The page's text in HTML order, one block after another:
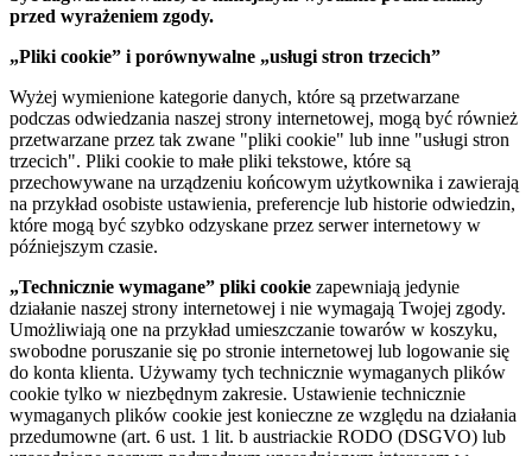
przed wyrażeniem zgody.
„Pliki cookie” i porównywalne „usługi stron trzecich”
Wyżej wymienione kategorie danych, które są przetwarzane
podczas odwiedzania naszej strony internetowej, mogą być również
przetwarzane przez tak zwane "pliki cookie" lub inne "usługi stron
trzecich". Pliki cookie to małe pliki tekstowe, które są
przechowywane na urządzeniu końcowym użytkownika i zawierają
na przykład osobiste ustawienia, preferencje lub historie odwiedzin,
które mogą być szybko odzyskane przez serwer internetowy w
późniejszym czasie.
„Technicznie wymagane” pliki cookie zapewniają jedynie
działanie naszej strony internetowej i nie wymagają Twojej zgody.
Umożliwiają one na przykład umieszczanie towarów w koszyku,
swobodne poruszanie się po stronie internetowej lub logowanie się
do konta klienta. Używamy tych technicznie wymaganych plików
cookie tylko w niezbędnym zakresie. Ustawienie technicznie
wymaganych plików cookie jest konieczne ze względu na działania
przedumowne (art. 6 ust. 1 lit. b austriackie RODO (DSGVO) lub